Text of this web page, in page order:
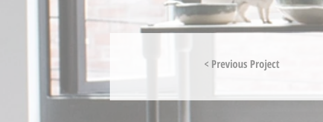
< Previous Project